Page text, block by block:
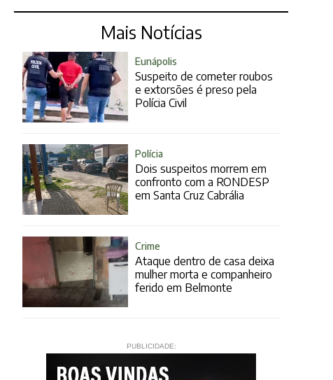
Mais Notícias
Eunápolis
Suspeito de cometer roubos
e extorsões é preso pela
Polícia Civil
Polícia
Dois suspeitos morrem em
confronto com a RONDESP
em Santa Cruz Cabrália
Crime
Ataque dentro de casa deixa
mulher morta e companheiro
ferido em Belmonte
PUBLICIDADE: